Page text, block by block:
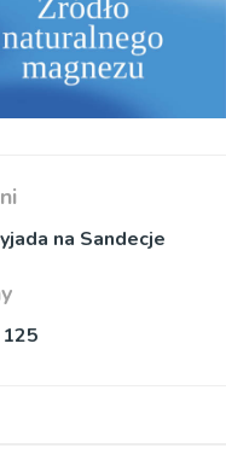
na Sandecje